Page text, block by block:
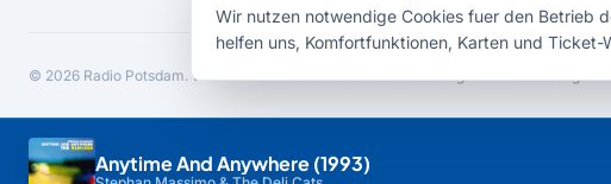
Anytime And Anywhere (1993)
© 2026 Radio Potsdam. Webseite entwickelt durch dieMedienagentur Babelsberg
Wir nutzen notwendige Cookies fuer den Betrieb
helfen uns, Komfortfunktionen, Karten und